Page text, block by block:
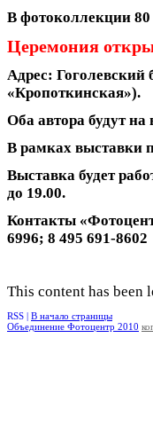
В фотоколлекции 80
Церемония
Адрес: Гоголевский
«Кропоткинская»).
Оба автора будут на
В рамках выставки
Выставка будет
до 19.00.
Контакты
6996; 8 495 691-8602
This content has been
RSS | В начало страницы
Объединение Фотоцентр 2010